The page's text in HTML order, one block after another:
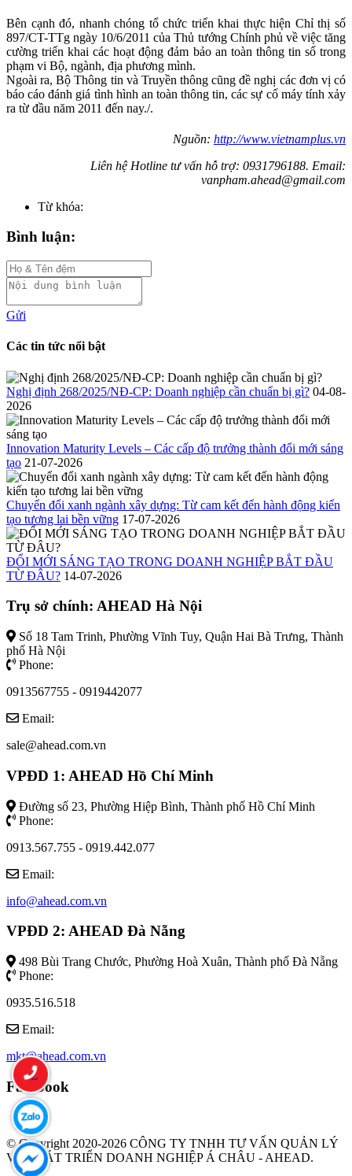
Bên cạnh đó, nhanh chóng tổ chức triển khai thực hiện Chỉ thị số
897/CT-TTg ngày 10/6/2011 của Thủ tướng Chính phủ về việc tăng
cường triển khai các hoạt động đảm bảo an toàn thông tin số trong
phạm vi Bộ, ngành, địa phương mình.
Ngoài ra, Bộ Thông tin và Truyền thông cũng đề nghị các đơn vị có
báo cáo đánh giá tình hình an toàn thông tin, các sự cố máy tính xảy
ra từ đầu năm 2011 đến nay./.
Nguồn: http://www.vietnamplus.vn
Liên hệ Hotline tư vấn hỗ trợ: 0931796188. Email:
vanpham.ahead@gmail.com
Từ khóa:
Bình luận:
Gửi
Các tin tức nổi bật
Nghị định 268/2025/NĐ-CP: Doanh nghiệp cần chuẩn bị gì? 04-08-
2026
Innovation Maturity Levels – Các cấp độ trưởng thành đổi mới sáng
tạo 21-07-2026
Chuyển đổi xanh ngành xây dựng: Từ cam kết đến hành động kiến
tạo tương lai bền vững 17-07-2026
ĐỔI MỚI SÁNG TẠO TRONG DOANH NGHIỆP BẮT ĐẦU
TỪ ĐÂU? 14-07-2026
Trụ sở chính: AHEAD Hà Nội
Số 18 Tam Trinh, Phường Vĩnh Tuy, Quận Hai Bà Trưng, Thành
phố Hà Nội
Phone:
0913567755 - 0919442077
Email:
sale@ahead.com.vn
VPĐD 1: AHEAD Hồ Chí Minh
Đường số 23, Phường Hiệp Bình, Thành phố Hồ Chí Minh
Phone:
0913.567.755 - 0919.442.077
Email:
info@ahead.com.vn
VPĐD 2: AHEAD Đà Nẵng
498 Bùi Trang Chước, Phường Hoà Xuân, Thành phố Đà Nẵng
Phone:
0935.516.518
Email:
mkt@ahead.com.vn
Facebook
© Copyright 2020-2026 CÔNG TY TNHH TƯ VẤN QUẢN LÝ
VÀ PHÁT TRIỂN DOANH NGHIỆP Á CHÂU - AHEAD.